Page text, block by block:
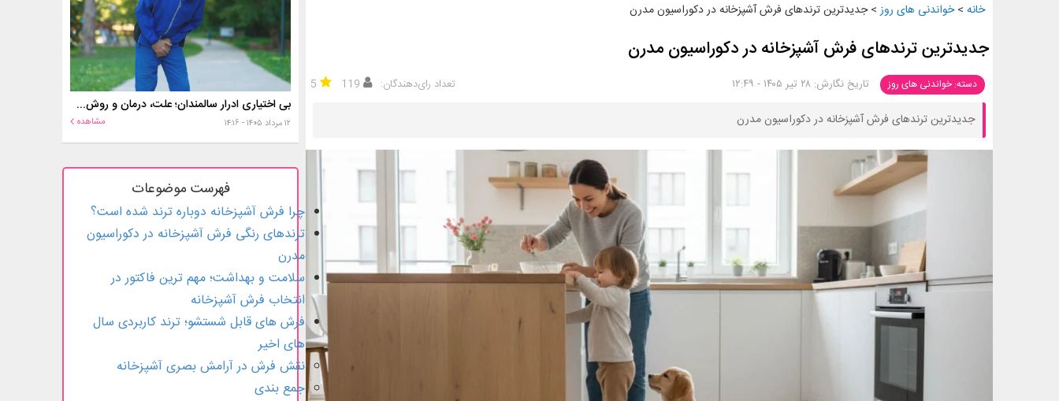
خانه >خواندنی های روز>جدیدترین ترندهای فرش آشپزخانه در دکوراسیون مدرن
جدیدترین ترندهای فرش آشپزخانه در دکوراسیون مدرن
دسته: خواندنی های روز تاریخ نگارش: ۲۸ تیر ۱۴۰۵ - ۱۲:۴۹ 5 تعداد رای‌دهندگان: 119
جدیدترین ترندهای فرش آشپزخانه در دکوراسیون مدرن
بی اختیاری ادرار سالمندان؛ علت، درمان و روش‌های کنترل در منزل
۱۲ مرداد ۱۴۰۵ - ۱۴:۱۶ مشاهده
فهرست موضوعات
چرا فرش آشپزخانه دوباره ترند شده است؟
ترندهای رنگی فرش آشپزخانه در دکوراسیون
مدرن
سلامت و بهداشت؛ مهم ترین فاکتور در
انتخاب فرش آشپزخانه
فرش های قابل شستشو؛ ترند کاربردی سال
های اخیر
نقش فرش در آرامش بصری آشپزخانه
جمع بندی